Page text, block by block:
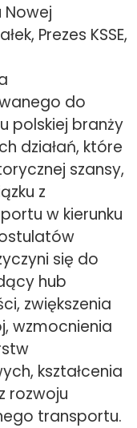
Nowej
Prezes KSSE,
do
polskiej branży
działań, które
szansy,
z
w kierunku
się do
hub
zwiększenia
wzmocnienia
kształcenia
rozwoju
transportu.